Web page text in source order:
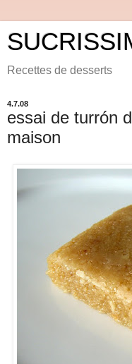
Recettes de desserts
4.7.08
essai de turrón
maison